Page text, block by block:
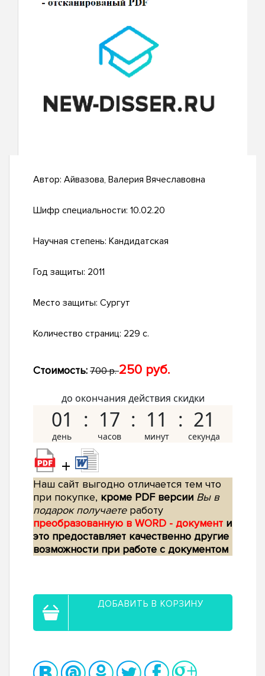
Автор: Айвазова, Валерия Вячеславовна
Шифр специальности: 10.02.20
Научная степень: Кандидатская
Год защиты: 2011
Место защиты: Сургут
Количество страниц: 229 с.
Стоимость: 700 р.250 руб.
до окончания действия скидки
01 17 11 20
+
Наш сайт выгодно отличается тем что
при покупке, кроме PDF версии Вы в
подарок получаетеработу
преобразованную в WORD - документ и
это предоставляет качественно другие
возможности при работе с документом
ДОБАВИТЬ В КОРЗИНУ